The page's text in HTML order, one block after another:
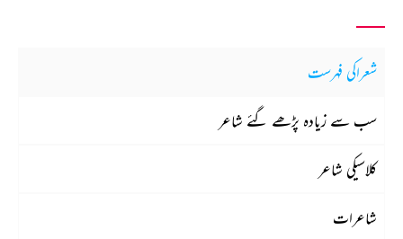
شعراکی فہرست
سب سے زیادہ پڑھے گئے شاعر
کلاسیکی شاعر
شاعرات